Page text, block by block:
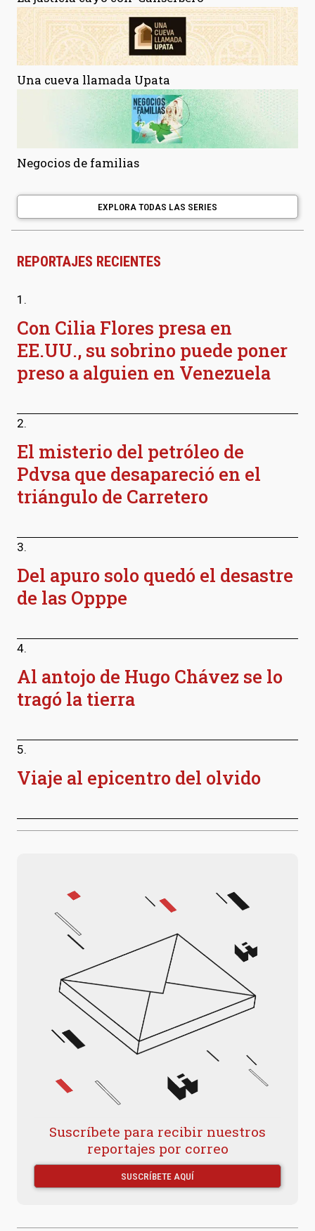
Una cueva llamada Upata
Negocios de familias
EXPLORA TODAS LAS SERIES
REPORTAJES RECIENTES
1.
Con Cilia Flores presa en
EE.UU., su sobrino puede poner
preso a alguien en Venezuela
2.
El misterio del petróleo de
Pdvsa que desapareció en el
triángulo de Carretero
3.
Del apuro solo quedó el desastre
de las Opppe
4.
Al antojo de Hugo Chávez se lo
tragó la tierra
5.
Viaje al epicentro del olvido
Suscríbete para recibir nuestros
reportajes por correo
SUSCRÍBETE AQUÍ